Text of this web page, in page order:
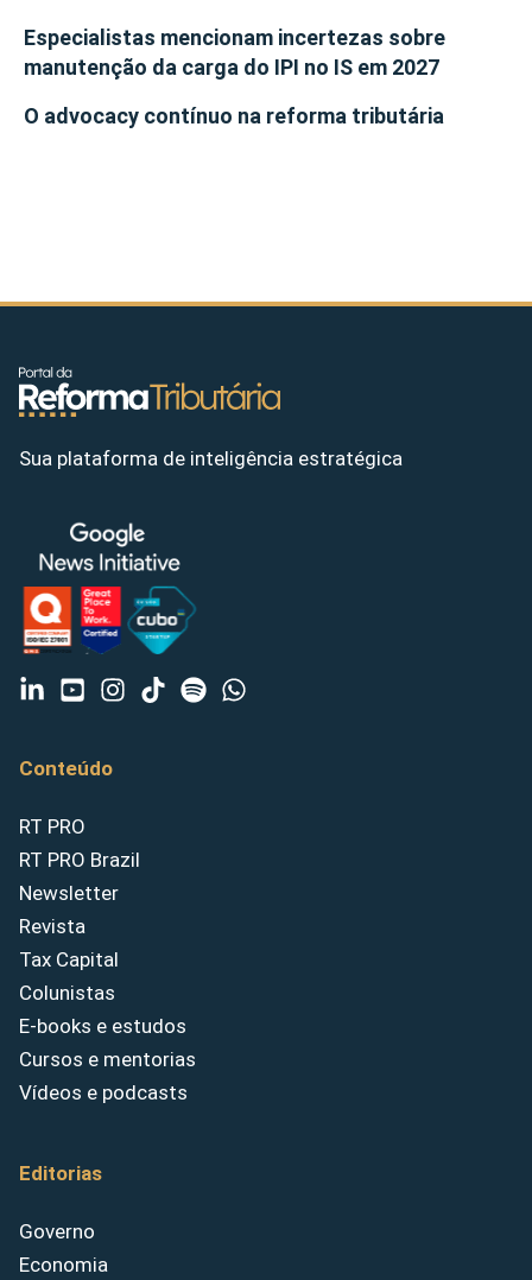
Especialistas mencionam incertezas sobre
manutenção da carga do IPI no IS em 2027
O advocacy contínuo na reforma tributária
Sua plataforma de inteligência estratégica
Conteúdo
RT PRO
RT PRO Brazil
Newsletter
Revista
Tax Capital
Colunistas
E-books e estudos
Cursos e mentorias
Vídeos e podcasts
Editorias
Governo
Economia